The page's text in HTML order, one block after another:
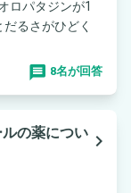
ロパタジンが1
るさがひどく
8名が回答
の薬につい navigate_next